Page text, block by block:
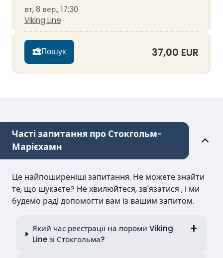
вт, 8 вер., 17:30
Viking Line
Пошук 37,00 EUR
Часті запитання про Стокгольм-
Марієхамн
Це найпоширеніші запитання. Не можете знайти
те, що шукаєте? Не хвилюйтеся, зв'язатися , і ми
будемо раді допомогти вам із вашим запитом.
Який час реєстрації на пороми Viking
Line зі Стокгольма?